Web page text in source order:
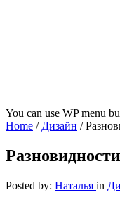
You can use WP menu
Home / Дизайн /
Posted by: Наталья in